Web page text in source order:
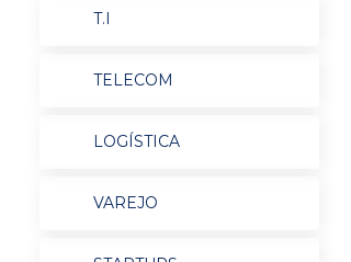
T.I
TELECOM
LOGÍSTICA
VAREJO